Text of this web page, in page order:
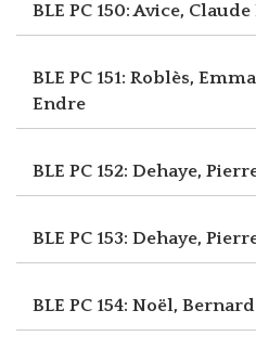
BLE PC 150: Avice, Claude
BLE PC 151: Roblès,
Endre
BLE PC 152: Dehaye,
BLE PC 153: Dehaye,
BLE PC 154: Noël, Bernard